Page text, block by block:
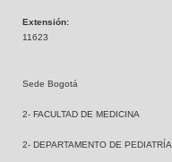
Extensión:
11623
Sede Bogotá
2- FACULTAD DE MEDICINA
2- DEPARTAMENTO DE PEDIATRÍA